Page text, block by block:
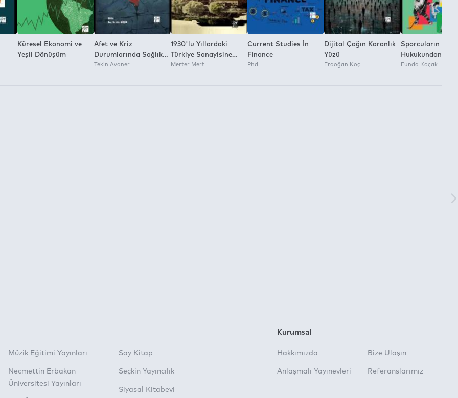
Küresel Ekonomi ve
Yeşil Dönüşüm
Afet ve Kriz
Durumlarında Sağlık
Hizmetleri Yönetimi
Tekin Avaner
1930'lu Yıllardaki
Türkiye Sanayisine
İlişkin Kısmi Bir
Merter Mert
Current Studies İn
Finance
Phd
Dijital Çağın Karanlık
Yüzü
Erdoğan Koç
Sporcuların İş
Hukukundan
Uyuşmazlıkları
Funda Koçak
Müzik Eğitimi Yayınları
Necmettin Erbakan
Üniversitesi Yayınları
Say Kitap
Seçkin Yayıncılık
Siyasal Kitabevi
Kurumsal
Hakkımızda
Anlaşmalı Yayınevleri
Bize Ulaşın
Referanslarımız